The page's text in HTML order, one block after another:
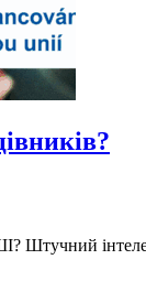
Штучний